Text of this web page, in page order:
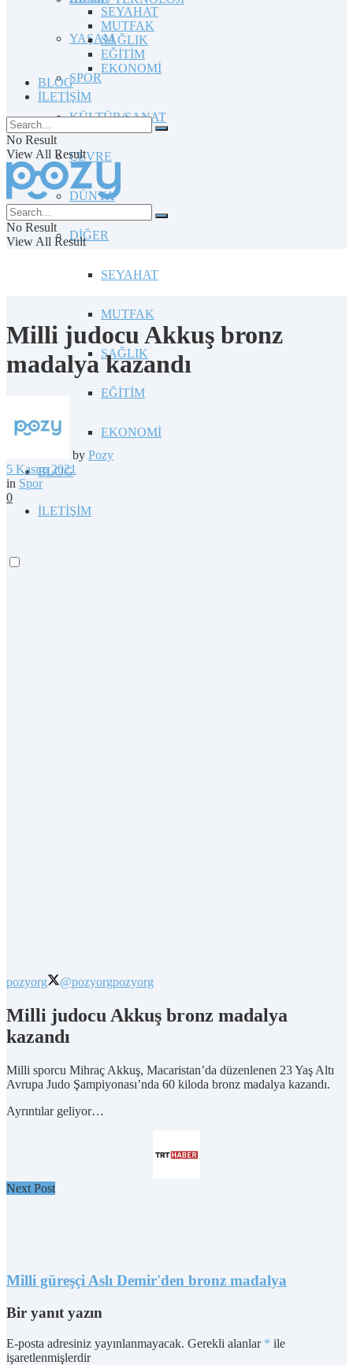
YAŞAM
SPOR
KÜLTÜR/SANAT
ÇEVRE
DÜNYA
DİĞER
SEYAHAT
MUTFAK
SAĞLIK
EĞİTİM
EKONOMİ
BLOG
İLETİŞİM
SEYAHAT
MUTFAK
SAĞLIK
EĞİTİM
EKONOMİ
BLOG
İLETİŞİM
No Result
View All Result
No Result
View All Result
Milli judocu Akkuş bronz
madalya kazandı
by Pozy
5 Kasım 2021
in Spor
0
pozyorg @pozyorgpozyorg
Milli judocu Akkuş bronz madalya
kazandı
Milli sporcu Mihraç Akkuş, Macaristan’da düzenlenen 23 Yaş Altı
Avrupa Judo Şampiyonası’nda 60 kiloda bronz madalya kazandı.
Ayrıntılar geliyor…
Next Post
Milli güreşçi Aslı Demir'den bronz madalya
Bir yanıt yazın
E-posta adresiniz yayınlanmayacak. Gerekli alanlar * ile
işaretlenmişlerdir